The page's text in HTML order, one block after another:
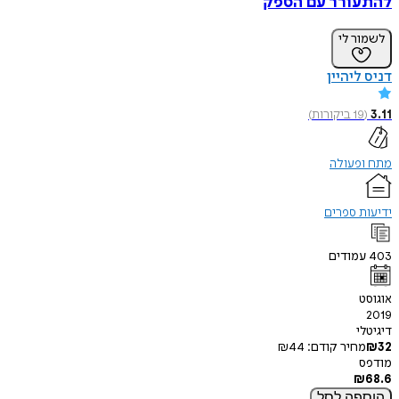
לשמור לי
דניס ליהיין
3.11
(
19ביקורות)
מתח ופעולה
ידיעות ספרים
403 עמודים
אוגוסט
2019
דיגיטלי
₪32 מחיר קודם: ₪44
מודפס
₪68.6